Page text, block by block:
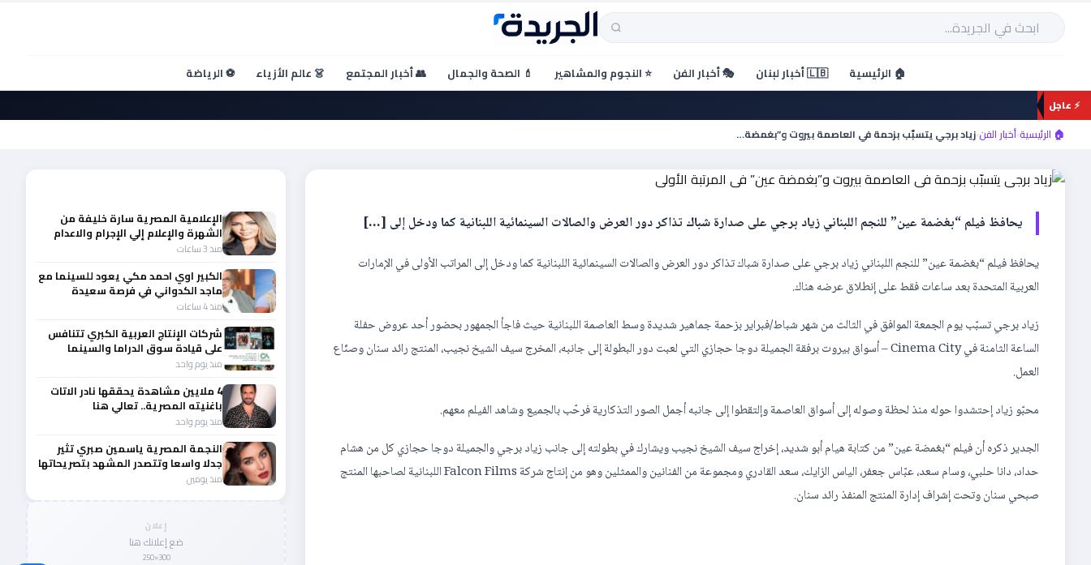
تخطي
المحتوى
بحث
🏠 الرئيسية 🇱🇧 أخبار لبنان 🎭 أخبار الفن ⭐ النجوم والمشاهير 💄 الصحة والجمال 👥 أخبار المجتمع 👗 عالم الأزياء ⚽ الرياضة
⚡ عاجل
🏠 الرئيسية›أخبار الفن›زياد برجي يتسبّب بزحمة في العاصمة بيروت و”بغمضة…
زياد برجي يتسبّب بزحمة في العاصمة بيروت و”بغمضة عين” في
المرتبة الأولى
يحافظ فيلم “بغضمة عين” للنجم اللبناني زياد برجي على صدارة شباك تذاكر دور العرض والصالات السينمائية اللبنانية كما ودخل إلى […]
يحافظ فيلم “بغضمة عين” للنجم اللبناني زياد برجي على صدارة شباك تذاكر دور العرض والصالات السينمائية اللبنانية كما ودخل إلى المراتب الأولى في الإمارات
العربية المتحدة بعد ساعات فقط على إنطلاق عرضه هناك.
زياد برجي تسبّب يوم الجمعة الموافق في الثالث من شهر شباط/فبراير بزحمة جماهير شديدة وسط العاصمة اللبنانية حيث فاجأ الجمهور بحضور أحد عروض حفلة
الساعة الثامنة في Cinema City – أسواق بيروت برفقة الجميلة دوجا حجازي التي لعبت دور البطولة إلى جانبه، المخرج سيف الشيخ نجيب، المنتج رائد سنان وصنّاع
العمل.
محبّو زياد إحتشدوا حوله منذ لحظة وصوله إلى أسواق العاصمة وإلتقطوا إلى جانبه أجمل الصور التذكارية فرحّب بالجميع وشاهد الفيلم معهم.
الجدير ذكره أن فيلم “بغمضة عين” من كتابة هيام أبو شديد، إخراج سيف الشيخ نجيب ويشارك في بطولته إلى جانب زياد برجي والجميلة دوجا حجازي كل من هشام
حداد، دانا حلبي، وسام سعد، عبّاس جعفر، الياس الزايك، سعد القادري ومجموعة من الفنانين والممثلين وهو من إنتاج شركة Falcon Films اللبنانية لصاحبها المنتج
صبحي سنان وتحت إشراف إدارة المنتج المنفذ رائد سنان.
الإعلامية المصرية سارة خليفة من
الشهرة والإعلام إلي الإجرام والاعدام
منذ 3 ساعات
الكبير اوي احمد مكي يعود للسينما مع
ماجد الكدواني في فرصة سعيدة
منذ 4 ساعات
شركات الإنتاج العربية الكبري تتنافس
على قيادة سوق الدراما والسينما
والصباح في مقدمة المشهد الإقليمي
منذ يوم واحد
4 ملايين مشاهدة يحققها نادر الاتات
باغنيته المصرية.. تعالي هنا
منذ يوم واحد
النجمة المصرية ياسمين صبري تثير
جدلا واسعا وتتصدر المشهد بتصريحاتها
الأخيرة
منذ يومين
إعلان
ضع إعلانك هنا
300×250